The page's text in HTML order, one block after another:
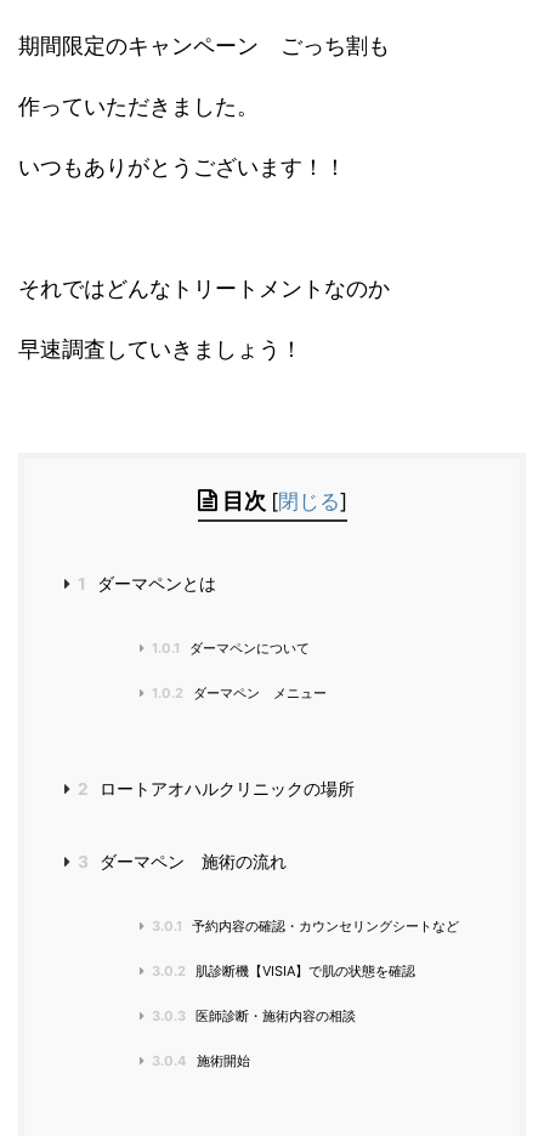
期間限定のキャンペーン ごっち割も
作っていただきました。
いつもありがとうございます！！
それではどんなトリートメントなのか
早速調査していきましょう！
目次 [閉じる]
1 ダーマペンとは
1.0.1 ダーマペンについて
1.0.2 ダーマペン メニュー
2 ロートアオハルクリニックの場所
3 ダーマペン 施術の流れ
3.0.1 予約内容の確認・カウンセリングシートなど
3.0.2 肌診断機【VISIA】で肌の状態を確認
3.0.3 医師診断・施術内容の相談
3.0.4 施術開始